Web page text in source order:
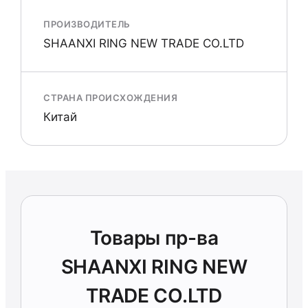
ПРОИЗВОДИТЕЛЬ
SHAANXI RING NEW TRADE CO.LTD
СТРАНА ПРОИСХОЖДЕНИЯ
Китай
Товары пр-ва
SHAANXI RING NEW
TRADE CO.LTD